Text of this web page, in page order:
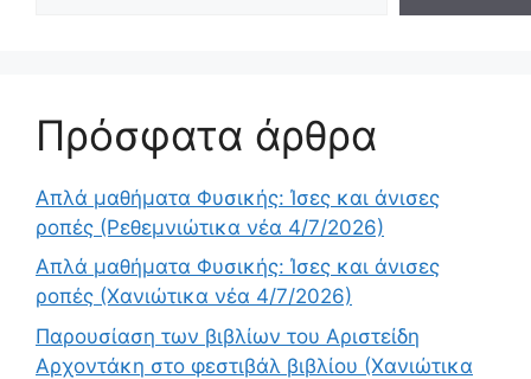
Πρόσφατα άρθρα
Απλά μαθήματα Φυσικής: Ίσες και άνισες
ροπές (Ρεθεμνιώτικα νέα 4/7/2026)
Απλά μαθήματα Φυσικής: Ίσες και άνισες
ροπές (Χανιώτικα νέα 4/7/2026)
Παρουσίαση των βιβλίων του Αριστείδη
Αρχοντάκη στο φεστιβάλ βιβλίου (Χανιώτικα